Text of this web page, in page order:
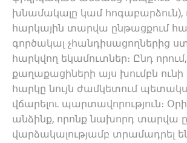
խնամակալը կամ հոգաբարձուն),
հարկային տարվա ընթացքում
գործակալ չհանդիսացողներից
հարկվող եկամուտներ։ Ընդ որում,
քաղաքացիների այս խումբն
հարկը նույն ժամկետում
վճարելու պարտավորություն։
անձինք, որոնք նախորդ տարվա
վարձակալությամբ տրամադրել